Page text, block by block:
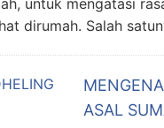
untuk mengatasi
dirumah. Salah
ASAL